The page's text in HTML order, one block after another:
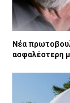
Νέα
ασφαλέστερη